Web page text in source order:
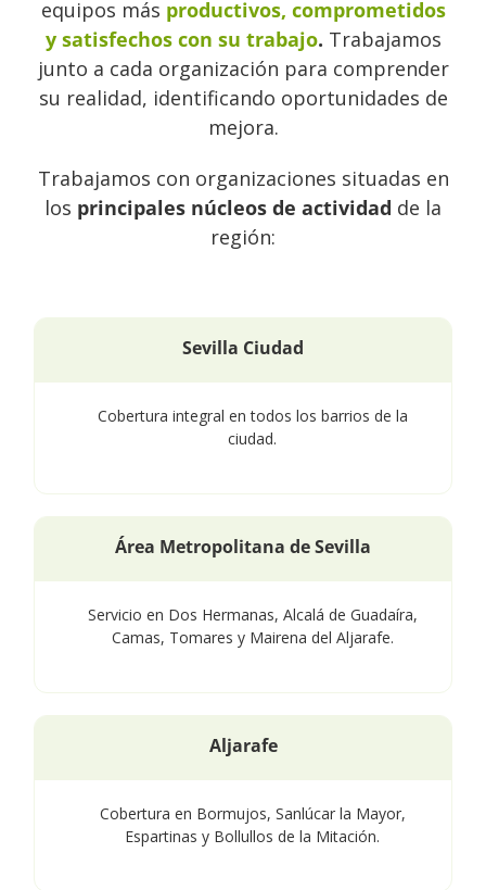
equipos más productivos, comprometidos
y satisfechos con su trabajo. Trabajamos
junto a cada organización para comprender
su realidad, identificando oportunidades de
mejora.
Trabajamos con organizaciones situadas en
los principales núcleos de actividad de la
región:
Sevilla Ciudad
Cobertura integral en todos los barrios de la
ciudad.
Área Metropolitana de Sevilla
Servicio en Dos Hermanas, Alcalá de Guadaíra,
Camas, Tomares y Mairena del Aljarafe.
Aljarafe
Cobertura en Bormujos, Sanlúcar la Mayor,
Espartinas y Bollullos de la Mitación.